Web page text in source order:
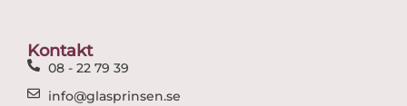
Kontakt
08 - 22 79 39
info@glasprinsen.se